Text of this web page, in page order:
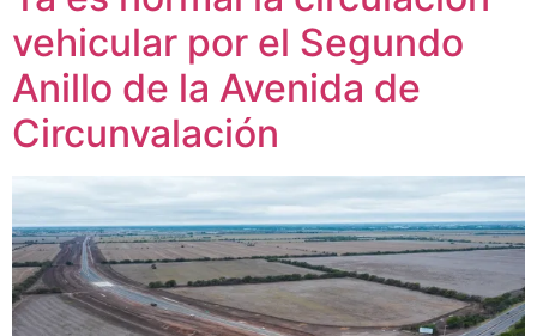
vehicular por el Segundo
Anillo de la Avenida de
Circunvalación